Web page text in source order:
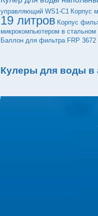
управляющий WS1-C1 Корпус
19 литров Корпус
микрокомпьютером в стальном
Баллон для фильтра FRP 3672
Кулеры для воды в